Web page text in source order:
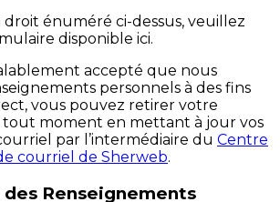
énuméré ci-dessus, veuillez
disponible ici.
accepté que nous
personnels à des fins
vous pouvez retirer votre
moment en mettant à jour vos
par l’intermédiaire du Centre
courriel de Sherweb.
Renseignements